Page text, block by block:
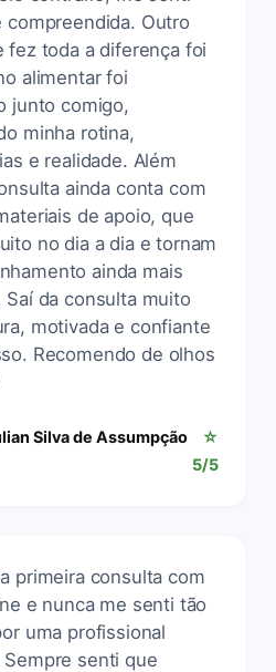
compreendida. Outro
fez toda a diferença foi
alimentar foi
junto comigo,
minha rotina,
e realidade. Além
ainda conta com
de apoio, que
no dia a dia e tornam
ainda mais
Saí da consulta muito
motivada e confiante
Recomendo de olhos
Silva de Assumpção
☆
5/5
primeira consulta com
e nunca me senti tão
uma profissional
Sempre senti que